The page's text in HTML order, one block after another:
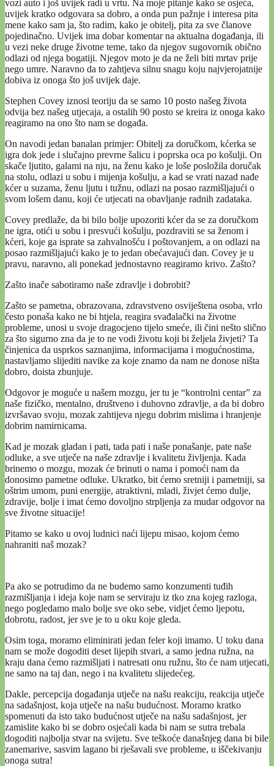
vozi auto i još uvijek radi u vrtu. Na moje pitanje kako se osjeća,
uvijek kratko odgovara sa dobro, a onda pun pažnje i interesa pita
mene kako sam ja, što radim, kako je obitelj, pita za sve članove
pojedinačno. Uvijek ima dobar komentar na aktualna događanja, ili
u vezi neke druge životne teme, tako da njegov sugovornik obično
odlazi od njega bogatiji. Njegov moto je da ne želi biti mrtav prije
nego umre. Naravno da to zahtjeva silnu snagu koju najvjerojatnije
dobiva iz onoga što još uvijek daje.
Stephen Covey iznosi teoriju da se samo 10 posto našeg života
odvija bez našeg utjecaja, a ostalih 90 posto se kreira iz onoga kako
reagiramo na ono što nam se događa.
On navodi jedan banalan primjer: Obitelj za doručkom, kćerka se
igra dok jede i slučajno prevrne šalicu i poprska oca po košulji. On
skače ljutito, galami na nju, na ženu kako je loše posložila doručak
na stolu, odlazi u sobu i mijenja košulju, a kad se vrati nazad nađe
kćer u suzama, ženu ljutu i tužnu, odlazi na posao razmišljajući o
svom lošem danu, koji će utjecati na obavljanje radnih zadataka.
Covey predlaže, da bi bilo bolje upozoriti kćer da se za doručkom
ne igra, otići u sobu i presvući košulju, pozdraviti se sa ženom i
kćeri, koje ga isprate sa zahvalnošću i poštovanjem, a on odlazi na
posao razmišljajući kako je to jedan obećavajući dan. Covey je u
pravu, naravno, ali ponekad jednostavno reagiramo krivo. Zašto?
Zašto inače sabotiramo naše zdravlje i dobrobit?
Zašto se pametna, obrazovana, zdravstveno osviještena osoba, vrlo
često ponaša kako ne bi htjela, reagira svađalački na životne
probleme, unosi u svoje dragocjeno tijelo smeće, ili čini nešto slično
za što sigurno zna da je to ne vodi životu koji bi željela živjeti? Ta
činjenica da usprkos saznanjima, informacijama i mogućnostima,
nastavljamo slijediti navike za koje znamo da nam ne donose ništa
dobro, doista zbunjuje.
Odgovor je moguće u našem mozgu, jer tu je “kontrolni centar” za
naše fizičko, mentalno, društveno i duhovno zdravlje, a da bi dobro
izvršavao svoju, mozak zahtijeva njegu dobrim mislima i hranjenje
dobrim namirnicama.
Kad je mozak gladan i pati, tada pati i naše ponašanje, pate naše
odluke, a sve utječe na naše zdravlje i kvalitetu življenja. Kada
brinemo o mozgu, mozak će brinuti o nama i pomoći nam da
donosimo pametne odluke. Ukratko, bit ćemo sretniji i pametniji, sa
oštrim umom, puni energije, atraktivni, mladi, živjet ćemo dulje,
zdravije, bolje i imat ćemo dovoljno strpljenja za mudar odgovor na
sve životne situacije!
Pitamo se kako u ovoj ludnici naći lijepu misao, kojom ćemo
nahraniti naš mozak?
Pa ako se potrudimo da ne budemo samo konzumenti tuđih
razmišljanja i ideja koje nam se serviraju iz tko zna kojeg razloga,
nego pogledamo malo bolje sve oko sebe, vidjet ćemo ljepotu,
dobrotu, radost, jer sve je to u oku koje gleda.
Osim toga, moramo eliminirati jedan feler koji imamo. U toku dana
nam se može dogoditi deset lijepih stvari, a samo jedna ružna, na
kraju dana ćemo razmišljati i natresati onu ružnu, što će nam utjecati,
ne samo na taj dan, nego i na kvalitetu slijedećeg.
Dakle, percepcija događanja utječe na našu reakciju, reakcija utječe
na sadašnjost, koja utječe na našu budućnost. Moramo kratko
spomenuti da isto tako budućnost utječe na našu sadašnjost, jer
zamislite kako bi se dobro osjećali kada bi nam se sutra trebala
dogoditi najbolja stvar na svijetu. Sve teškoće današnjeg dana bi bile
zanemarive, sasvim lagano bi rješavali sve probleme, u iščekivanju
onoga sutra!